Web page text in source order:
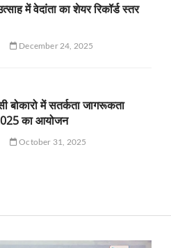
में वेदांता का शेयर रिकॉर्ड स्तर
December 24, 2025
बोकारो में सतर्कता जागरूकता
का आयोजन
October 31, 2025